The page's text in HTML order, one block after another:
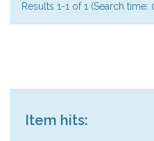
Results 1-1 of 1 (Search time:
Item hits: